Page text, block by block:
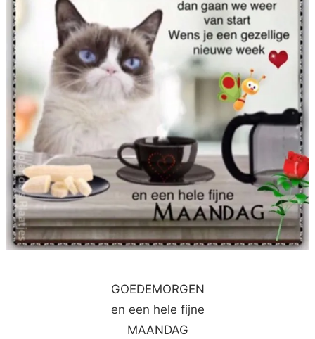
GOEDEMORGEN
en een hele fijne
MAANDAG